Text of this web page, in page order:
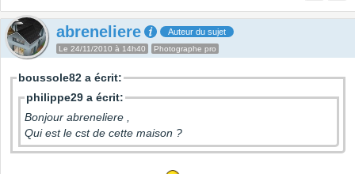
abreneliere Auteur du sujet
Le 24/11/2010 à 14h40 Photographe pro
boussole82 a écrit:
philippe29 a écrit:
Bonjour abreneliere ,
Qui est le cst de cette maison ?